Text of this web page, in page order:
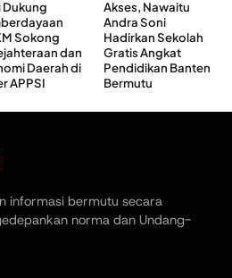
Dukung
Sokong
dan
Daerah di
APPSI
Akses, Nawaitu
Andra Soni
Hadirkan Sekolah
Gratis Angkat
Pendidikan Banten
Bermutu
informasi bermutu secara
norma dan Undang-